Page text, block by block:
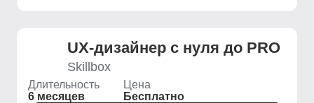
UX-дизайнер с нуля до PRO
Skillbox
Длительность
6 месяцев
Цена
Бесплатно